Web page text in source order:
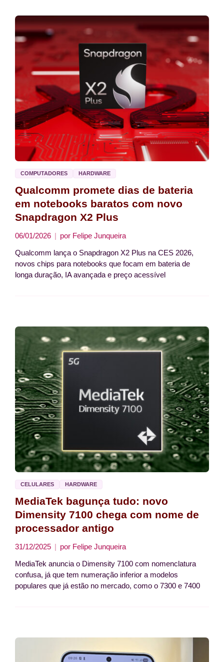
COMPUTADORES HARDWARE
Qualcomm promete dias de bateria
em notebooks baratos com novo
Snapdragon X2 Plus
06/01/2026 por Felipe Junqueira
Qualcomm lança o Snapdragon X2 Plus na CES 2026,
novos chips para notebooks que focam em bateria de
longa duração, IA avançada e preço acessível
CELULARES HARDWARE
MediaTek bagunça tudo: novo
Dimensity 7100 chega com nome de
processador antigo
31/12/2025 por Felipe Junqueira
MediaTek anuncia o Dimensity 7100 com nomenclatura
confusa, já que tem numeração inferior a modelos
populares que já estão no mercado, como o 7300 e 7400